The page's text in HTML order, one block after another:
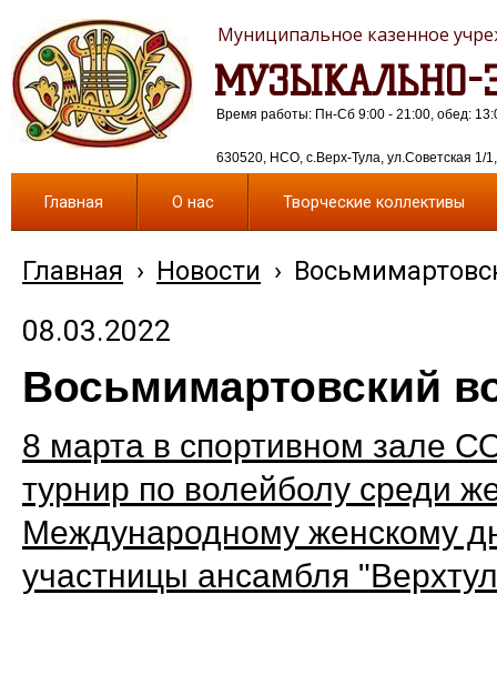
МУЗЫКАЛЬНО-
Муниципальное казенное
630520, НСО, с.Верх-Тула, ул.Советская 1/
Время работы: Пн-Сб 9:00 - 21:00, обед:
Главная О нас Творческие коллективы
Главная › Новости ›
08.03.2022
Восьмимартовский
8 марта в спортивном зале
турнир по волейболу среди
Международному женскому
участницы ансамбля